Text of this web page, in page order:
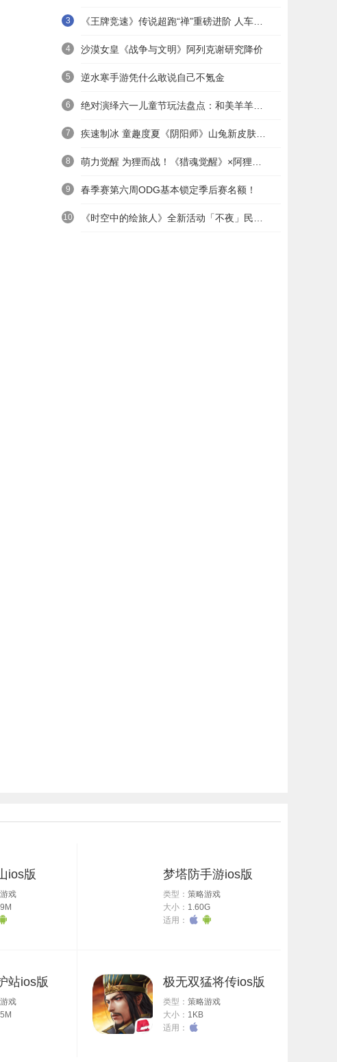
3
4 沙漠女皇《战争与文明》阿列克谢研究降价
5 逆水寒手游凭什么敢说自己不氪金
6
7
8
9 春季赛第六周ODG基本锁定季后赛名额！
10
ios版
戏
梦塔防手游ios版
类型： 策略游戏
大小： 1.60G
适用：
站ios版
戏
极无双猛将传ios版
类型： 策略游戏
大小： 1KB
适用：